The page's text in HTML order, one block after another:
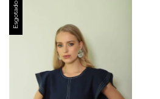
Esgotado